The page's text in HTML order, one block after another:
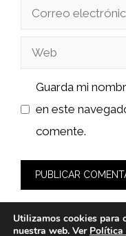
Correo
Web
Guarda mi
en este
comente.
Utilizamos cookies para
nuestra web. Ver Política